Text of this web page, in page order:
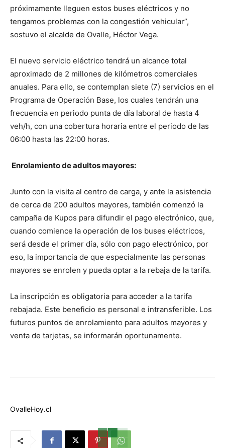
próximamente lleguen estos buses eléctricos y no
tengamos problemas con la congestión vehicular”,
sostuvo el alcalde de Ovalle, Héctor Vega.
El nuevo servicio eléctrico tendrá un alcance total
aproximado de 2 millones de kilómetros comerciales
anuales. Para ello, se contemplan siete (7) servicios en el
Programa de Operación Base, los cuales tendrán una
frecuencia en periodo punta de día laboral de hasta 4
veh/h, con una cobertura horaria entre el periodo de las
06:00 hasta las 22:00 horas.
Enrolamiento de adultos mayores:
Junto con la visita al centro de carga, y ante la asistencia
de cerca de 200 adultos mayores, también comenzó la
campaña de Kupos para difundir el pago electrónico, que,
cuando comience la operación de los buses eléctricos,
será desde el primer día, sólo con pago electrónico, por
eso, la importancia de que especialmente las personas
mayores se enrolen y pueda optar a la rebaja de la tarifa.
La inscripción es obligatoria para acceder a la tarifa
rebajada. Este beneficio es personal e intransferible. Los
futuros puntos de enrolamiento para adultos mayores y
venta de tarjetas, se informarán oportunamente.
OvalleHoy.cl